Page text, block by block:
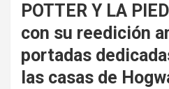
POTTER Y LA
con su reedición
portadas
las casas de